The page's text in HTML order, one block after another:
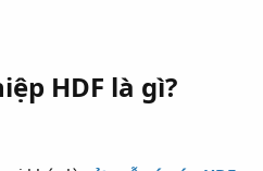
HDF là gì?